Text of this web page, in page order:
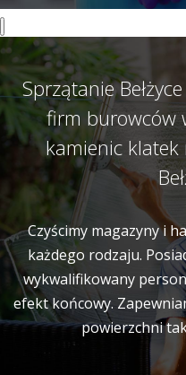
Sprzątanie
firm burowców
kamienic
Czyścimy magazyny i
każdego rodzaju.
wykwalifikowany
efekt końcowy.
powierzchni